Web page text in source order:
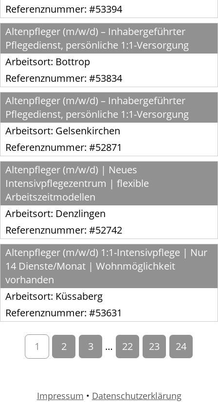
Referenznummer: #53394
Altenpfleger (m/w/d) – Inhabergeführter
Pflegedienst, persönliche 1:1-Versorgung
Arbeitsort: Bottrop
Referenznummer: #53834
Altenpfleger (m/w/d) – Inhabergeführter
Pflegedienst, persönliche 1:1-Versorgung
Arbeitsort: Gelsenkirchen
Referenznummer: #52871
Altenpfleger (m/w/d) | Neues
Intensivpflegezentrum | flexible
Arbeitszeitmodellen
Arbeitsort: Denzlingen
Referenznummer: #52742
Altenpfleger (m/w/d) 1:1-Intensivpflege | Nur
14 Dienste/Monat | Wohnmöglichkeit
vorhanden
Arbeitsort: Küssaberg
Referenznummer: #53631
1 2 3 … 22 23 24
Impressum • Datenschutzerklärung